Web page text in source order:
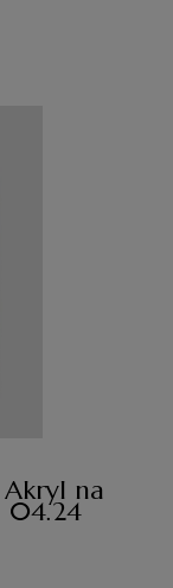
na
04.24